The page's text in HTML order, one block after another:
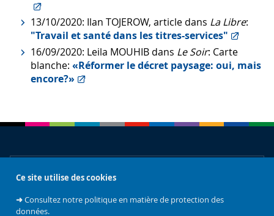
Ce site utilise des cookies
➜Consultez notre politique en matière de protection des
données.
13/10/2020: Ilan TOJEROW, article dans La Libre:
"Travail et santé dans les titres-services"
16/09/2020: Leila MOUHIB dans Le Soir: Carte
blanche: «Réformer le décret paysage: oui, mais
encore?»
Accès rapides